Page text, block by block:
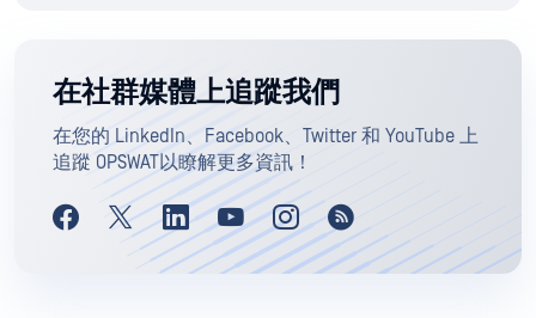
在社群媒體上追蹤我們
在您的 LinkedIn、Facebook、Twitter 和 YouTube 上
追蹤 OPSWAT以瞭解更多資訊！